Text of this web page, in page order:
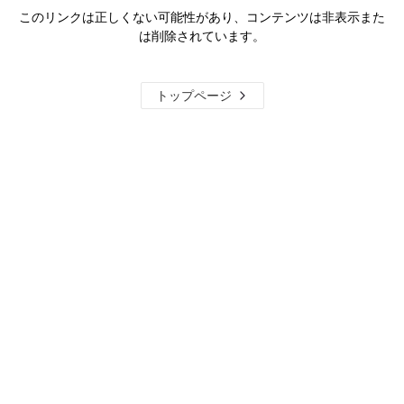
このリンクは正しくない可能性があり、コンテンツは非表示また
は削除されています。
トップページ